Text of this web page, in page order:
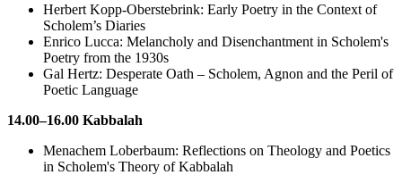
Herbert Kopp-Oberstebrink: Early Poetry in the Context of
Scholem’s Diaries
Enrico Lucca: Melancholy and Disenchantment in Scholem's
Poetry from the 1930s
Gal Hertz: Desperate Oath – Scholem, Agnon and the Peril of
Poetic Language
14.00–16.00 Kabbalah
Menachem Loberbaum: Reflections on Theology and Poetics
in Scholem's Theory of Kabbalah